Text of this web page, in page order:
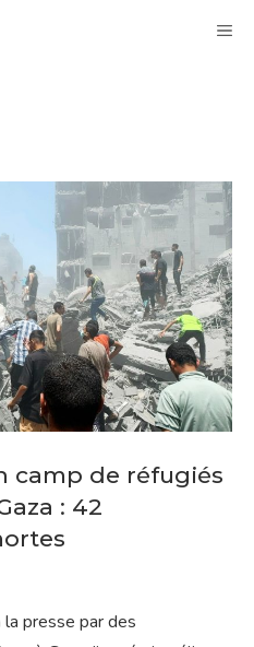
camp de réfugiés
: 42
presse par des